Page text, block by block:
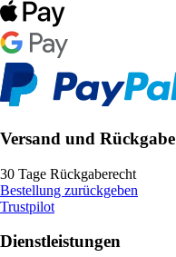
Versand und Rückgabe
30 Tage Rückgaberecht
Bestellung zurückgeben
Trustpilot
Dienstleistungen